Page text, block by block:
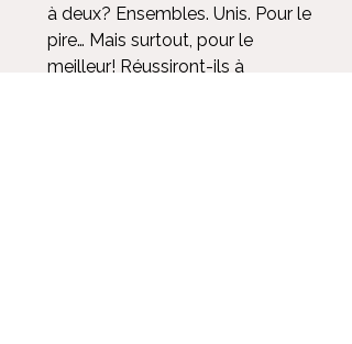
à deux? Ensembles. Unis. Pour le
pire… Mais surtout, pour le
meilleur! Réussiront-ils à